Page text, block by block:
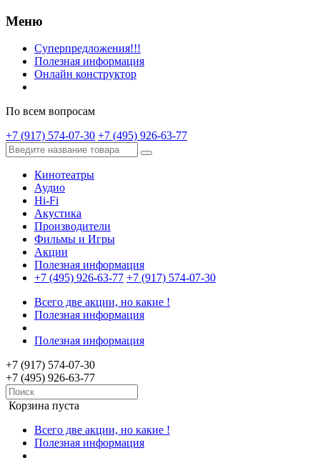
Меню
Суперпредложения!!!
Полезная информация
Онлайн конструктор
По всем вопросам
+7 (917) 574-07-30 +7 (495) 926-63-77
Кинотеатры
Аудио
Hi-Fi
Акустика
Производители
Фильмы и Игры
Акции
Полезная информация
+7 (495) 926-63-77 +7 (917) 574-07-30
Всего две акции, но какие !
Полезная информация
Полезная информация
+7 (917) 574-07-30
+7 (495) 926-63-77
Корзина пуста
Всего две акции, но какие !
Полезная информация